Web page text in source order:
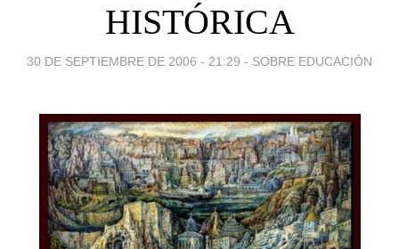
HISTÓRICA
30 DE SEPTIEMBRE DE 2006 - 21:29 - SOBRE EDUCACIÓN